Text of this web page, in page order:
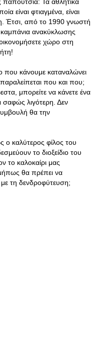
είναι φτιαγμένα, είναι
Έτσι, από το 1990 γνωστή
καμπάνια ανακύκλωσης
χώρο στη
που κάνουμε καταναλώνει
που και που;
μπορείτε να κάνετε ένα
σαφώς λιγότερη. Δεν
θα την
ο καλύτερος φίλος του
το διοξείδιο του
το καλοκαίρι μας
θα πρέπει να
τη δενδροφύτευση;